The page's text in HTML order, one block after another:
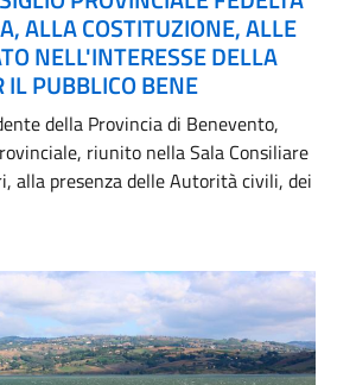
ALLA COSTITUZIONE, ALLE
NELL'INTERESSE DELLA
IL PUBBLICO BENE
della Provincia di Benevento,
riunito nella Sala Consiliare
alla presenza delle Autorità civili, dei